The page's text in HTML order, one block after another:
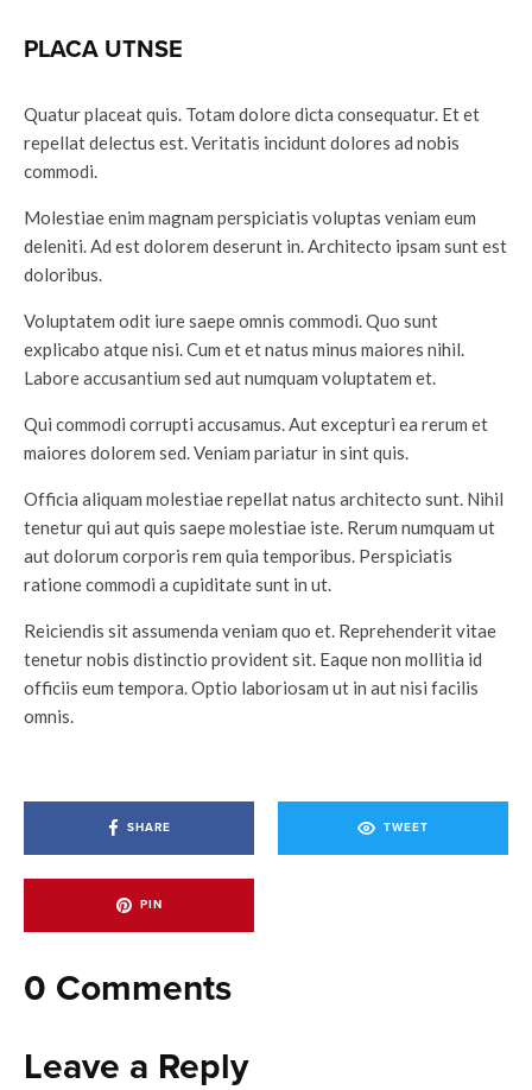
PLACA UTNSE
Quatur placeat quis. Totam dolore dicta consequatur. Et et
repellat delectus est. Veritatis incidunt dolores ad nobis
commodi.
Molestiae enim magnam perspiciatis voluptas veniam eum
deleniti. Ad est dolorem deserunt in. Architecto ipsam sunt est
doloribus.
Voluptatem odit iure saepe omnis commodi. Quo sunt
explicabo atque nisi. Cum et et natus minus maiores nihil.
Labore accusantium sed aut numquam voluptatem et.
Qui commodi corrupti accusamus. Aut excepturi ea rerum et
maiores dolorem sed. Veniam pariatur in sint quis.
Officia aliquam molestiae repellat natus architecto sunt. Nihil
tenetur qui aut quis saepe molestiae iste. Rerum numquam ut
aut dolorum corporis rem quia temporibus. Perspiciatis
ratione commodi a cupiditate sunt in ut.
Reiciendis sit assumenda veniam quo et. Reprehenderit vitae
tenetur nobis distinctio provident sit. Eaque non mollitia id
officiis eum tempora. Optio laboriosam ut in aut nisi facilis
omnis.
SHARE TWEET
PIN
0 Comments
Leave a Reply